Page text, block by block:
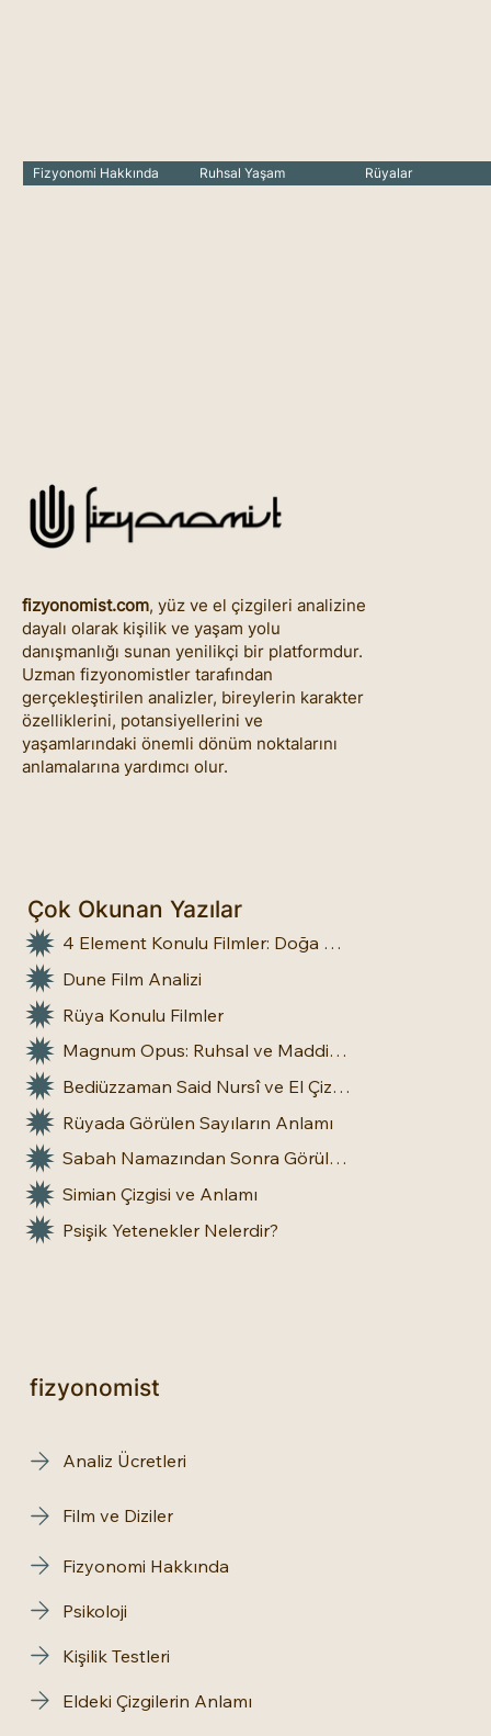
Fizyonomi Hakkında Ruhsal Yaşam Rüyalar
fizyonomist.com, yüz ve el çizgileri analizine
dayalı olarak kişilik ve yaşam yolu
danışmanlığı sunan yenilikçi bir platformdur.
Uzman fizyonomistler tarafından
gerçekleştirilen analizler, bireylerin karakter
özelliklerini, potansiyellerini ve
yaşamlarındaki önemli dönüm noktalarını
anlamalarına yardımcı olur.
Çok Okunan Yazılar
4 Element Konulu Filmler: Doğa Üstü Güçler
Dune Film Analizi
Rüya Konulu Filmler
Magnum Opus: Ruhsal ve Maddi Dönüşümün Büyük Eseri
Bediüzzaman Said Nursî ve El Çizgileri: İnsan Doğasına Dair Bir Bakış
Rüyada Görülen Sayıların Anlamı
Sabah Namazından Sonra Görülen Rüya Gerçek Olur mu?
Simian Çizgisi ve Anlamı
Psişik Yetenekler Nelerdir?
fizyonomist
Analiz Ücretleri
Film ve Diziler
Fizyonomi Hakkında
Psikoloji
Kişilik Testleri
Eldeki Çizgilerin Anlamı